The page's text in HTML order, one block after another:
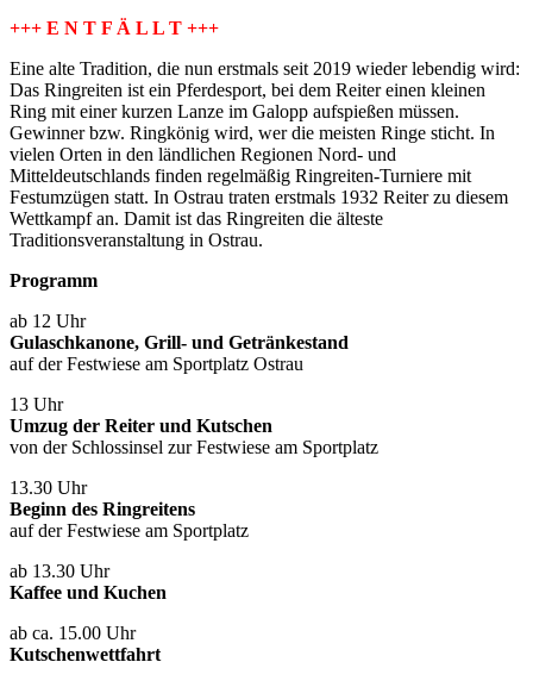
+++ E N T F Ä L L T +++
Eine alte Tradition, die nun erstmals seit 2019 wieder lebendig wird:
Das Ringreiten ist ein Pferdesport, bei dem Reiter einen kleinen
Ring mit einer kurzen Lanze im Galopp aufspießen müssen.
Gewinner bzw. Ringkönig wird, wer die meisten Ringe sticht. In
vielen Orten in den ländlichen Regionen Nord- und
Mitteldeutschlands finden regelmäßig Ringreiten-Turniere mit
Festumzügen statt. In Ostrau traten erstmals 1932 Reiter zu diesem
Wettkampf an. Damit ist das Ringreiten die älteste
Traditionsveranstaltung in Ostrau.
Programm
ab 12 Uhr
Gulaschkanone, Grill- und Getränkestand
auf der Festwiese am Sportplatz Ostrau
13 Uhr
Umzug der Reiter und Kutschen
von der Schlossinsel zur Festwiese am Sportplatz
13.30 Uhr
Beginn des Ringreitens
auf der Festwiese am Sportplatz
ab 13.30 Uhr
Kaffee und Kuchen
ab ca. 15.00 Uhr
Kutschenwettfahrt